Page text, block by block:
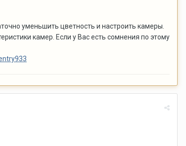
уменьшить цветность и настроить камеры.
камер. Если у Вас есть сомнения по этому